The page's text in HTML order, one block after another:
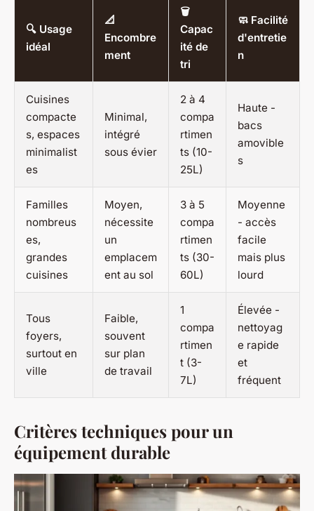
🔍 Usage
idéal
📐
Encombre
ment
🗑️
Capac
ité de
tri
🧼 Facilité
d'entretie
n
Cuisines
compacte
s, espaces
minimalist
es
Minimal,
intégré
sous évier
2 à 4
compa
rtimen
ts (10-
25L)
Haute -
bacs
amovible
s
Familles
nombreus
es,
grandes
cuisines
Moyen,
nécessite
un
emplacem
ent au sol
3 à 5
compa
rtimen
ts (30-
60L)
Moyenne
- accès
facile
mais plus
lourd
Tous
foyers,
surtout en
ville
Faible,
souvent
sur plan
de travail
1
compa
rtimen
t (3-
7L)
Élevée -
nettoyag
e rapide
et
fréquent
Critères techniques pour un
équipement durable